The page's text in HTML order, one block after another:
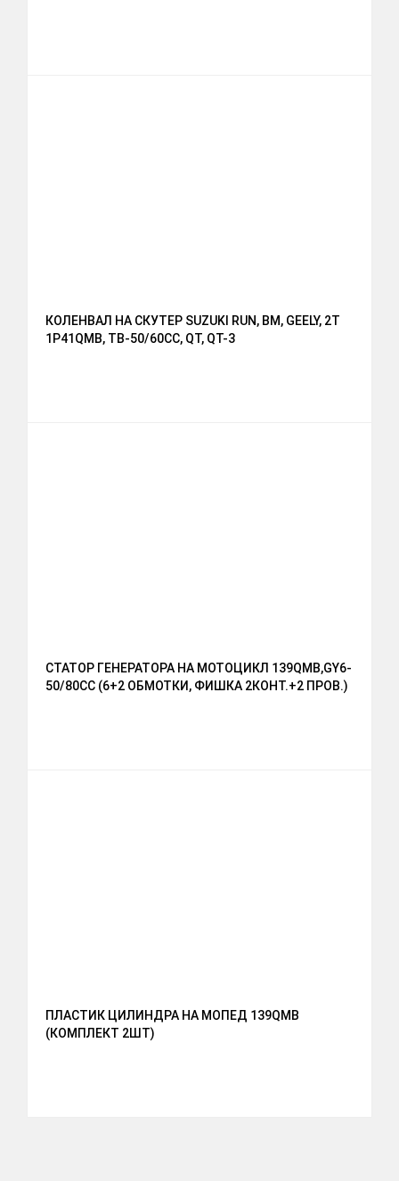
КОЛЕНВАЛ НА СКУТЕР SUZUKI RUN, BM, GEELY, 2T
1P41QMB, ТВ-50/60СС, QT, QT-3
СТАТОР ГЕНЕРАТОРА НА МОТОЦИКЛ 139QМВ,GY6-
50/80СС (6+2 ОБМОТКИ, ФИШКА 2КОНТ.+2 ПРОВ.)
ПЛАСТИК ЦИЛИНДРА НА МОПЕД 139QMB
(КОМПЛЕКТ 2ШТ)